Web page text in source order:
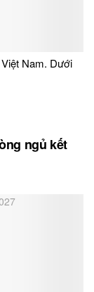
Nam. Dưới
ngủ kết